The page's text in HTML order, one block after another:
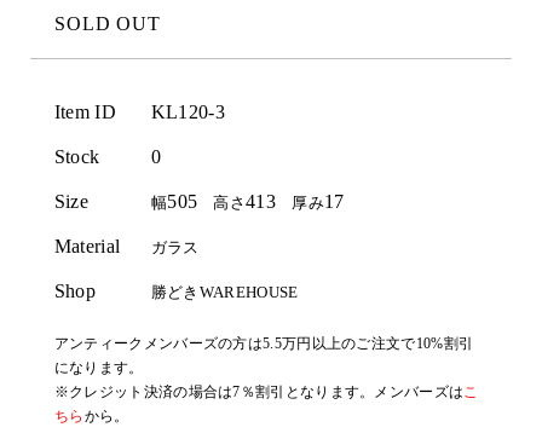
SOLD OUT
Item ID KL120-3
Stock 0
Size 幅505 高さ413厚み17
Material ガラス
Shop 勝どきWAREHOUSE
アンティークメンバーズの方は5.5万円以上のご注文で10%割引
になります。
※クレジット決済の場合は7％割引となります。メンバーズはこ
ちら から。